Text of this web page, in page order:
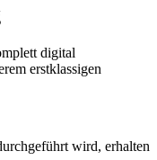
digital
erstklassigen
wird, erhalten